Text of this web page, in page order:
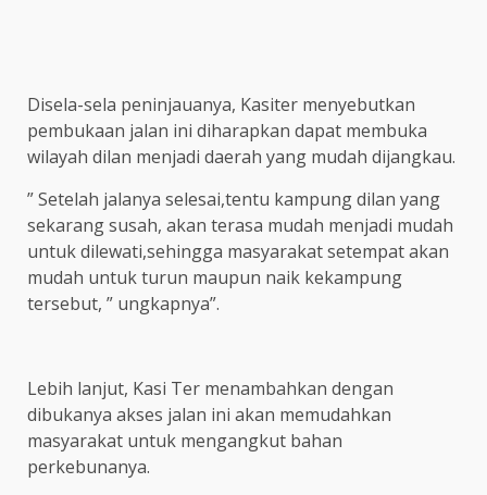
Disela-sela peninjauanya, Kasiter menyebutkan
pembukaan jalan ini diharapkan dapat membuka
wilayah dilan menjadi daerah yang mudah dijangkau.
” Setelah jalanya selesai,tentu kampung dilan yang
sekarang susah, akan terasa mudah menjadi mudah
untuk dilewati,sehingga masyarakat setempat akan
mudah untuk turun maupun naik kekampung
tersebut, ” ungkapnya”.
Lebih lanjut, Kasi Ter menambahkan dengan
dibukanya akses jalan ini akan memudahkan
masyarakat untuk mengangkut bahan
perkebunanya.